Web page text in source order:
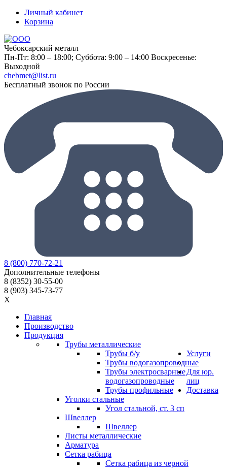
Личный кабинет
Корзина
Чебоксарский металл
Пн-Пт: 8:00 – 18:00; Суббота: 9:00 – 14:00 Воскресенье:
Выходной
chebmet@list.ru
Бесплатный звонок по России
8 (800) 770-72-21
Дополнительные телефоны
8 (8352) 30-55-00
8 (903) 345-73-77
X
Главная
Производство
Продукция
Трубы металлические
Трубы б/у
Трубы водогазопроводные
Трубы электросварные
водогазопроводные
Трубы профильные
Уголки стальные
Угол стальной, ст. 3 сп
Швеллер
Швеллер
Листы металлические
Арматура
Сетка рабица
Сетка рабица из черной
Услуги
Для юр.
лиц
Доставка